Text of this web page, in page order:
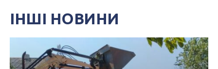
ІНШІ НОВИНИ